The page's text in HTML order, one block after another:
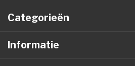
Categorieën
Informatie